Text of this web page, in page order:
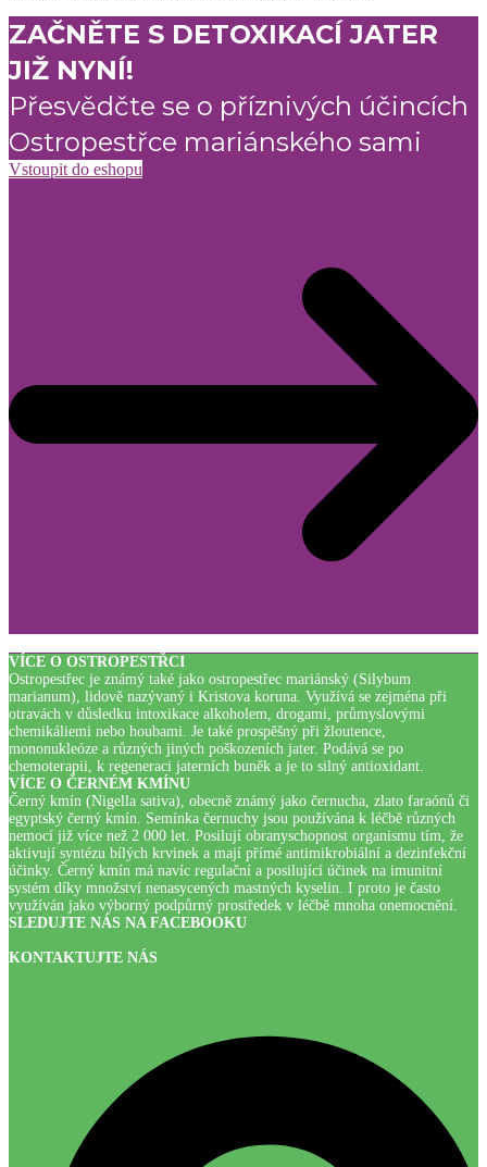
ZAČNĚTE S DETOXIKACÍ JATER
JIŽ NYNÍ!
Přesvědčte se o příznivých účincích
Ostropestřce mariánského sami
Vstoupit do eshopu
VÍCE O OSTROPESTŘCI
Ostropestřec je známý také jako ostropestřec mariánský (Silybum
marianum), lidově nazývaný i Kristova koruna. Využívá se zejména při
otravách v důsledku intoxikace alkoholem, drogami, průmyslovými
chemikáliemi nebo houbami. Je také prospěšný při žloutence,
mononukleóze a různých jiných poškozeních jater. Podává se po
chemoterapii, k regeneraci jaterních buněk a je to silný antioxidant.
VÍCE O ČERNÉM KMÍNU
Černý kmín (Nigella sativa), obecně známý jako černucha, zlato faraónů či
egyptský černý kmín. Semínka černuchy jsou používána k léčbě různých
nemocí již více než 2 000 let. Posilují obranyschopnost organismu tím, že
aktivují syntézu bílých krvinek a mají přímé antimikrobiální a dezinfekční
účinky. Černý kmín má navíc regulační a posilující účinek na imunitní
systém díky množství nenasycených mastných kyselin. I proto je často
využíván jako výborný podpůrný prostředek v léčbě mnoha onemocnění.
SLEDUJTE NÁS NA FACEBOOKU
KONTAKTUJTE NÁS